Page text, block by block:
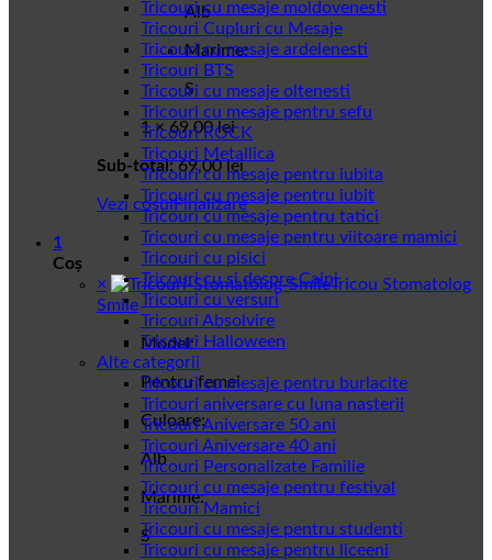
Alb
Marime:
S
1 ×69,00lei
Sub-total: 69,00lei
Vezi coșulFinalizare
1
Coș
×
Tricou Stomatolog
Smile
Model:
Pentru femei
Culoare:
Alb
Marime:
S
Tricouri cu mesaje moldovenesti
Tricouri Cupluri cu Mesaje
Tricouri cu mesaje ardelenesti
Tricouri BTS
Tricouri cu mesaje oltenesti
Tricouri cu mesaje pentru sefu
Tricouri ROCK
Tricouri Metallica
Tricouri cu mesaje pentru iubita
Tricouri cu mesaje pentru iubit
Tricouri cu mesaje pentru tatici
Tricouri cu mesaje pentru viitoare mamici
Tricouri cu pisici
Tricouri cu si despre Caini
Tricouri cu versuri
Tricouri Absolvire
Tricouri Halloween
Alte categorii
Tricouri cu mesaje pentru burlacite
Tricouri aniversare cu luna nasterii
Tricouri Aniversare 50 ani
Tricouri Aniversare 40 ani
Tricouri Personalizate Familie
Tricouri cu mesaje pentru festival
Tricouri Mamici
Tricouri cu mesaje pentru studenti
Tricouri cu mesaje pentru liceeni